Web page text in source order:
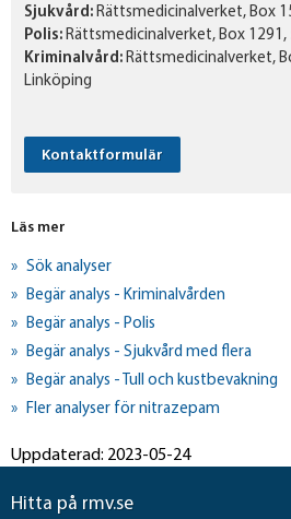
Sjukvård: Rättsmedicinalverket, Box
Polis: Rättsmedicinalverket, Box 1291,
Kriminalvård: Rättsmedicinalverket,
Linköping
Kontaktformulär
Läs mer
Sök analyser
Begär analys - Kriminalvården
Begär analys - Polis
Begär analys - Sjukvård med flera
Begär analys - Tull och kustbevakning
Fler analyser för nitrazepam
Uppdaterad: 2023-05-24
Hitta på rmv.se